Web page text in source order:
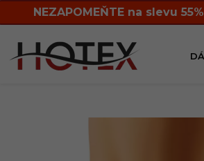
NEZAPOMEŇTE na slevu
Dámská kolekce